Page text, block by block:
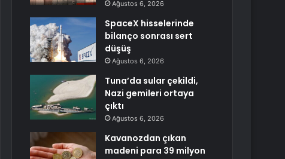
Ağustos 6, 2026
SpaceX hisselerinde
bilanço sonrası sert
düşüş
Ağustos 6, 2026
Tuna’da sular çekildi,
Nazi gemileri ortaya
çıktı
Ağustos 6, 2026
Kavanozdan çıkan
madeni para 39 milyon